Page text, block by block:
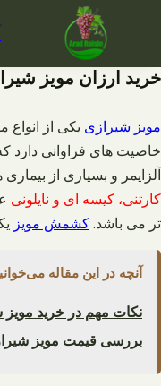
خرید ارزان مویز
مویز شیرازی یکی از
خاصیت های فراوانی
آلزایمر و بسیاری از
کارتنی، کیسه ای و نایلونی
تر می باشد. کشمش مویز
آنچه در این مقاله
نکات مهم در خرید مویز
بررسی قیمت مویز